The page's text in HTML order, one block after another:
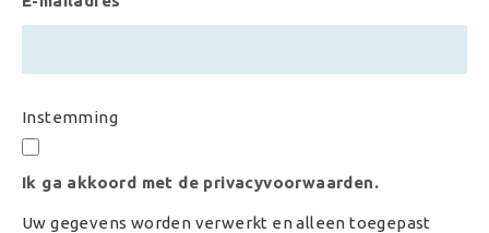
Instemming
Ik ga akkoord met de privacyvoorwaarden.
Uw gegevens worden verwerkt en alleen toegepast